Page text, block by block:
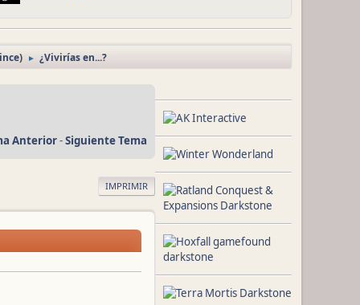
) ► ¿Vivirías en...?
Anterior-Siguiente Tema
IMPRIMIR